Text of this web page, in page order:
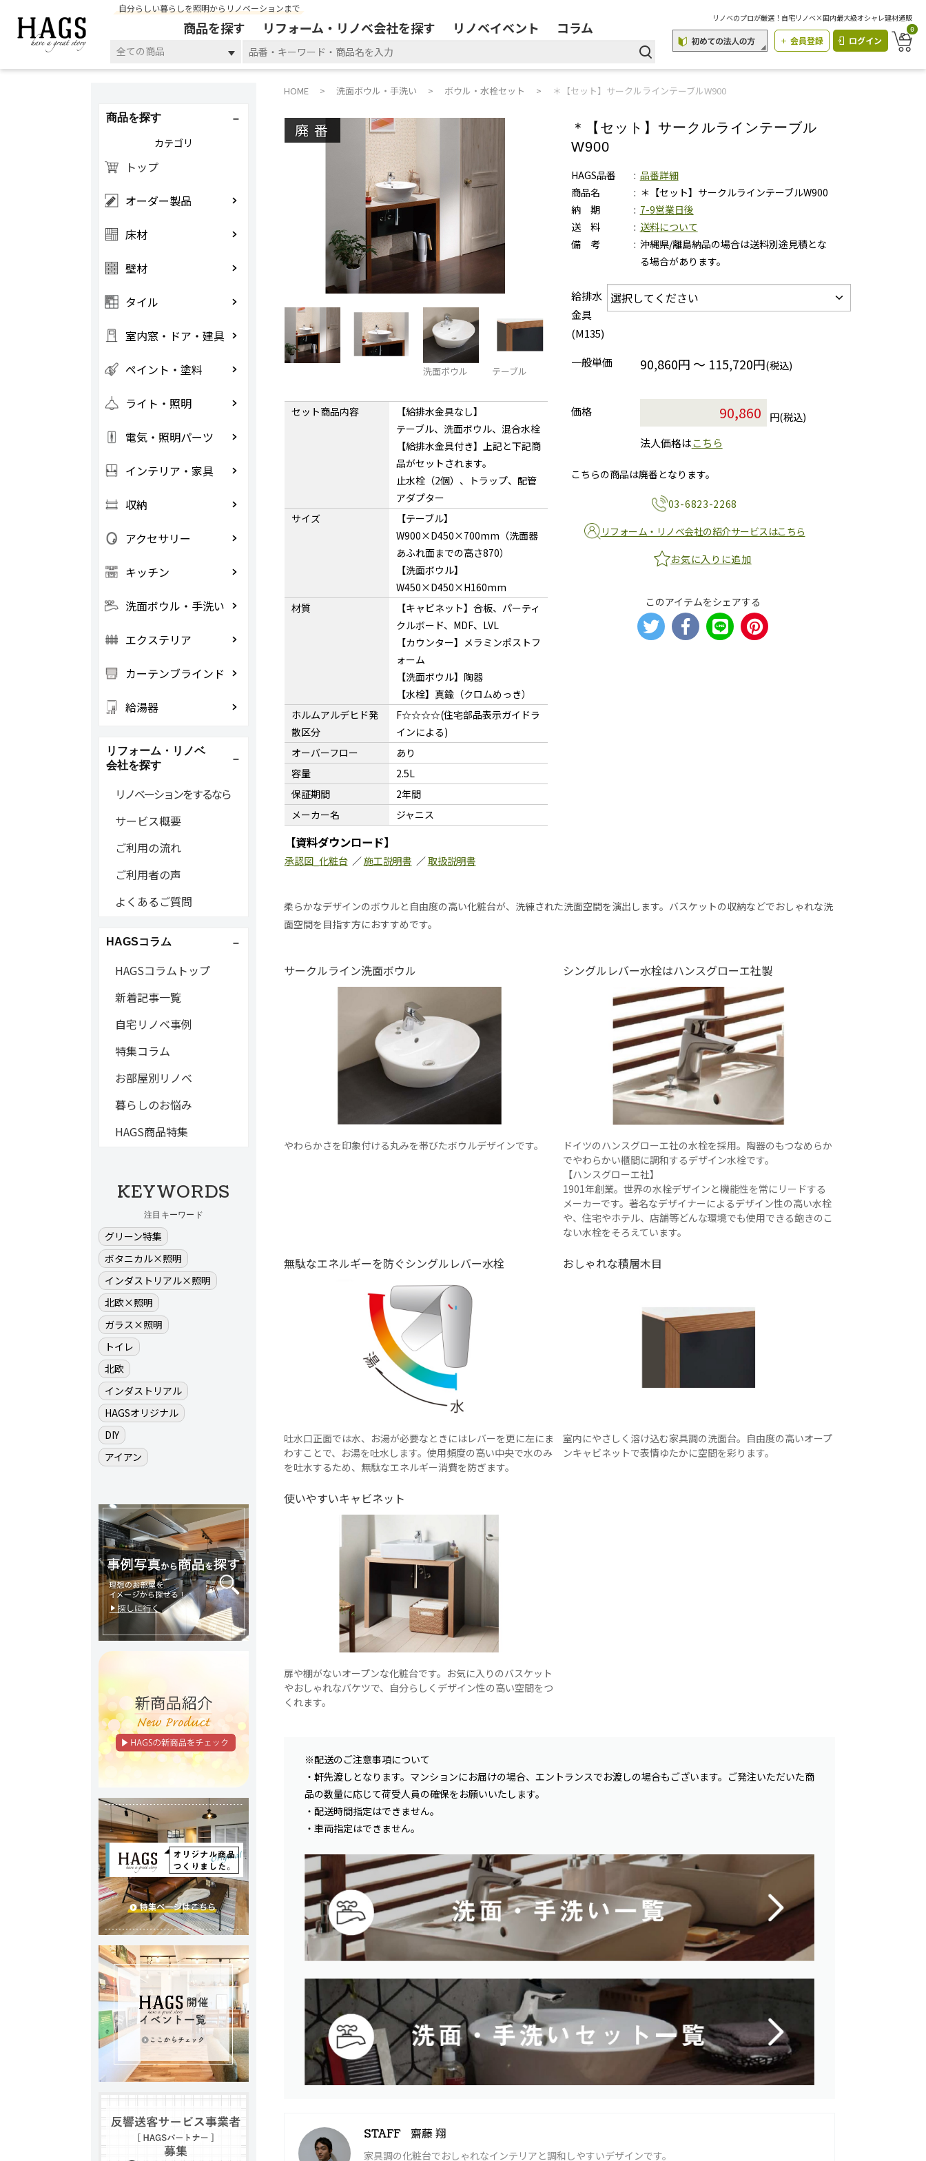
自分らしい暮らしを照明からリノベーションまで
商品を探す リフォーム・リノベ会社を探す リノベイベント コラム
全ての商品
リノベのプロが厳選！自宅リノベ×国内最大級オシャレ建材通販
会員登録 ログイン
0
HOME 洗面ボウル・手洗い ボウル・水栓セット ＊【セット】サークルラインテーブルW900
廃番
洗面ボウル テーブル
セット商品内容
【給排水金具なし】
テーブル、洗面ボウル、混合水栓
【給排水金具付き】上記と下記商
品がセットされます。
止水栓（2個）、トラップ、配管
アダプター
サイズ
【テーブル】
W900×D450×700mm（洗面器
あふれ面までの高さ870）
【洗面ボウル】
W450×D450×H160mm
材質
【キャビネット】合板、パーティ
クルボード、MDF、LVL
【カウンター】メラミンポストフ
ォーム
【洗面ボウル】陶器
【水栓】真鍮（クロムめっき）
ホルムアルデヒド発
散区分
F☆☆☆☆(住宅部品表示ガイドラ
インによる)
オーバーフロー
あり
容量
2.5L
保証期間
2年間
メーカー名
ジャニス
【資料ダウンロード】
承認図_化粧台／施工説明書 ／取扱説明書
＊【セット】サークルラインテーブル
W900
HAGS品番
品番詳細
商品名
＊【セット】サークルラインテーブルW900
納 期
7-9営業日後
送 料
送料について
備 考
沖縄県/離島納品の場合は送料別途見積とな
る場合があります。
給排水
金具
(M135)
一般単価
90,860円 ～ 115,720円(税込)
価格
円(税込)
法人価格はこちら
こちらの商品は廃番となります。
03-6823-2268
リフォーム・リノベ会社の紹介サービスはこちら
お気に入りに追加
このアイテムをシェアする
柔らかなデザインのボウルと自由度の高い化粧台が、洗練された洗面空間を演出します。バスケットの収納などでおしゃれな洗
面空間を目指す方におすすめです。
サークルライン洗面ボウル
やわらかさを印象付ける丸みを帯びたボウルデザインです。
シングルレバー水栓はハンスグローエ社製
ドイツのハンスグローエ社の水栓を採用。陶器のもつなめらか
でやわらかい櫃間に調和するデザイン水栓です。
【ハンスグローエ社】
1901年創業。世界の水栓デザインと機能性を常にリードする
メーカーです。著名なデザイナーによるデザイン性の高い水栓
や、住宅やホテル、店舗等どんな環境でも使用できる飽きのこ
ない水栓をそろえています。
無駄なエネルギーを防ぐシングルレバー水栓
吐水口正面では水、お湯が必要なときにはレバーを更に左にま
わすことで、お湯を吐水します。使用頻度の高い中央で水のみ
を吐水するため、無駄なエネルギー消費を防ぎます。
おしゃれな積層木目
室内にやさしく溶け込む家具調の洗面台。自由度の高いオープ
ンキャビネットで表情ゆたかに空間を彩ります。
使いやすいキャビネット
扉や棚がないオープンな化粧台です。お気に入りのバスケット
やおしゃれなバケツで、自分らしくデザイン性の高い空間をつ
くれます。
※配送のご注意事項について
・軒先渡しとなります。マンションにお届けの場合、エントランスでお渡しの場合もございます。ご発注いただいた商
品の数量に応じて荷受人員の確保をお願いいたします。
・配送時間指定はできません。
・車両指定はできません。
STAFF 齋藤 翔
家具調の化粧台でおしゃれなインテリアと調和しやすいデザインです。
商品を探す
カテゴリ
トップ
オーダー製品
床材
壁材
タイル
室内窓・ドア・建具
ペイント・塗料
ライト・照明
電気・照明パーツ
インテリア・家具
収納
アクセサリー
キッチン
洗面ボウル・手洗い
エクステリア
カーテンブラインド
給湯器
リフォーム・リノベ
会社を探す
リノベーションをするなら
サービス概要
ご利用の流れ
ご利用者の声
よくあるご質問
HAGSコラム
HAGSコラムトップ
新着記事一覧
自宅リノベ事例
特集コラム
お部屋別リノベ
暮らしのお悩み
HAGS商品特集
KEYWORDS
注目キーワード
グリーン特集
ボタニカル×照明
インダストリアル×照明
北欧×照明
ガラス×照明
トイレ
北欧
インダストリアル
HAGSオリジナル
DIY
アイアン